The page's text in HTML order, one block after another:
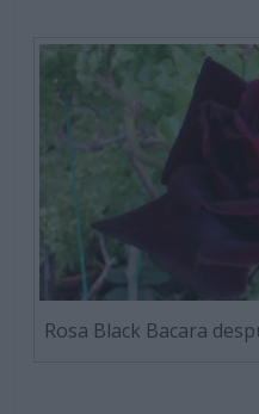
Rosa Black Bacara